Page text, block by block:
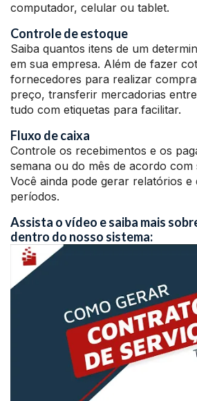
computador, celular ou tablet.
Controle de estoque
Saiba quantos itens de um
em sua empresa. Além de fazer
fornecedores para realizar
preço, transferir mercadorias
tudo com etiquetas para facilitar.
Fluxo de caixa
Controle os recebimentos e os
semana ou do mês de acordo com
Você ainda pode gerar relatórios
períodos.
Assista o vídeo e saiba mais
dentro do nosso sistema: